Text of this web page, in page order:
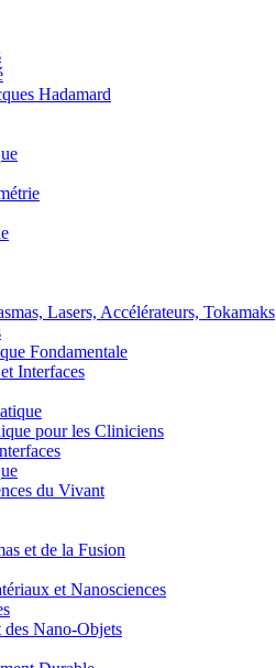
Hadamard
Lasers, Accélérateurs, Tokamaks
Fondamentale
Interfaces
pour les Cliniciens
du Vivant
et de la Fusion
et Nanosciences
Nano-Objets